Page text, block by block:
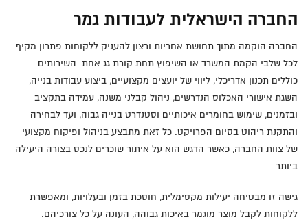
החברה הישראלית לעבודות גמר
החברה הוקמה מתוך תחושת אחריות ורצון להעניק ללקוחות פתרון מקיף
לכל שלבי הקמת המשרד או השיפוץ תחת קורת גג אחת. השירותים
כוללים תכנון אדריכלי, ליווי של יועצים מקצועיים, ביצוע עבודות בנייה,
השגת אישורי האכלוס הנדרשים, ניהול קבלני משנה, עמידה בתקציב
ובזמנים, שימוש בחומרים איכותיים וסטנדרט בנייה גבוה, ועד לבחירה
והתקנת ריהוט בסיום הפרויקט. כל זאת מתבצע בניהול ופיקוח מקצועי
של צוות החברה, כאשר הדגש הוא על איתור שוכרים לנכס בצורה היעילה
ביותר.
גישה זו מבטיחה יעילות מקסימלית, חוסכת בזמן ובעלויות, ומאפשרת
ללקוחות לקבל מוצר מוגמר באיכות גבוהה, העונה על כל צורכיהם.